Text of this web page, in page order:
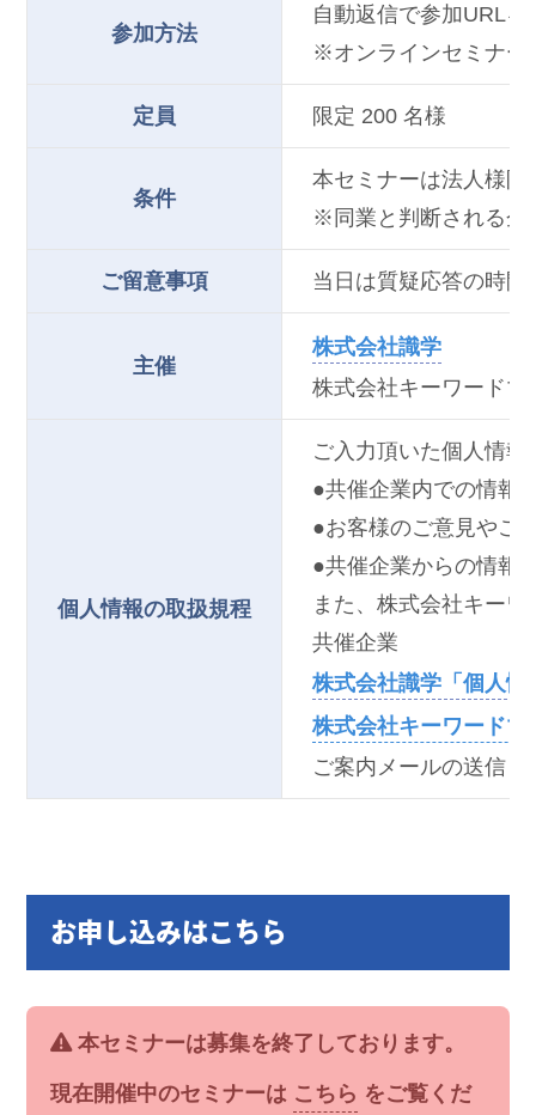
参加方法
自動返信で参加URL
※オンラインセミナー
定員 限定 200 名様
条件
本セミナーは法人様
※同業と判断される企
ご留意事項 当日は質疑応答の時
主催
株式会社識学
株式会社キーワードマ
個人情報の取扱規程
ご入力頂いた個人情
●共催企業内での情報
●お客様のご意見やご
●共催企業からの情報
また、株式会社キー
共催企業
株式会社識学「個人情
株式会社キーワード
ご案内メールの送信
お申し込みはこちら
本セミナーは募集を終了しております。
現在開催中のセミナーは こちら をご覧くだ